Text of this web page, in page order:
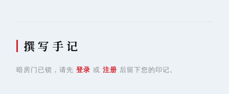
撰 写 手 记
暗房门已锁，请先 登录 或 注册 后留下您的印记。